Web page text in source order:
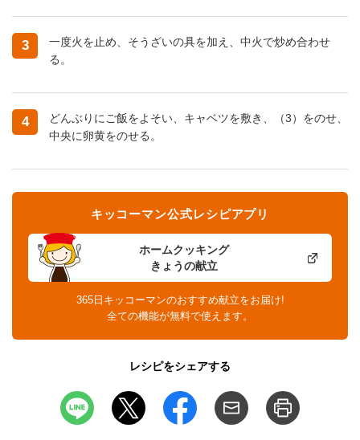
3
一度火を止め、そうざいの具を加え、中火で炒め合わせ
る。
4
どんぶりにご飯をよそい、キャベツを敷き、（3）をのせ、
中央に卵黄をのせる。
ホームクッキング
きょうの献立
キッコーマン公式レシピアプリ
365日キッコーマンのおすすめ献立をお届け!
全ての機能が無料で使えます。
レシピをシェアする